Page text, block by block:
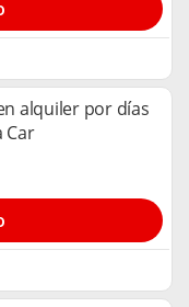
alquiler por días
Car